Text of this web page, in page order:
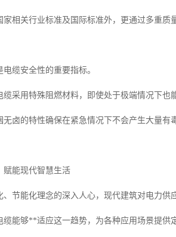
家相关行业标准及国际标准外，更通过多重质
电缆安全性的重要指标。
缆采用特殊阻燃材料，即使处于极端情况下也
无卤的特性确保在紧急情况下不会产生大量有
赋能现代智慧生活
、节能化理念的深入人心，现代建筑对电力供
缆能够**适应这一趋势，为各种应用场景提供